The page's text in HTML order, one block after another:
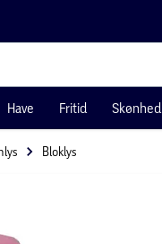
Have Fritid Skønhed
Bloklys